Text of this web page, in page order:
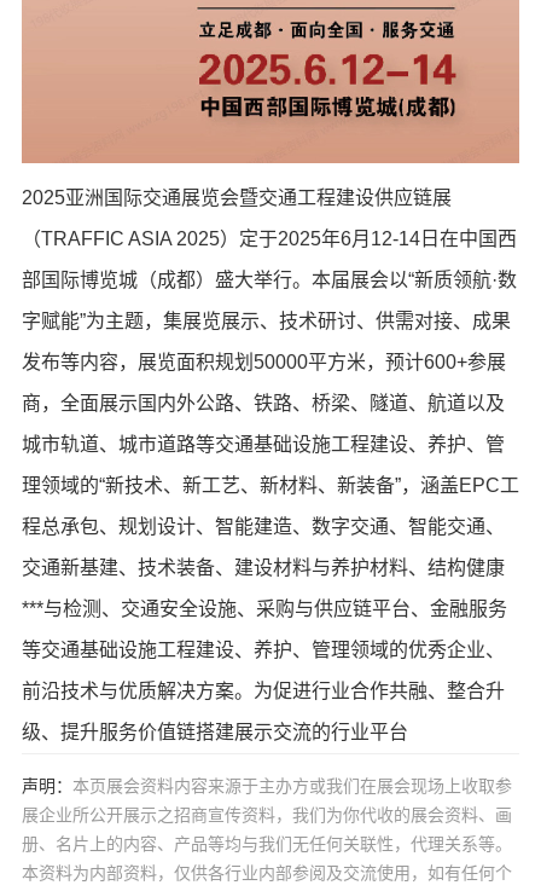
2025亚洲国际交通展览会暨交通工程建设供应链展
（TRAFFIC ASIA 2025）定于2025年6月12-14日在中国西
部国际博览城（成都）盛大举行。本届展会以“新质领航·数
字赋能”为主题，集展览展示、技术研讨、供需对接、成果
发布等内容，展览面积规划50000平方米，预计600+参展
商，全面展示国内外公路、铁路、桥梁、隧道、航道以及
城市轨道、城市道路等交通基础设施工程建设、养护、管
理领域的“新技术、新工艺、新材料、新装备”，涵盖EPC工
程总承包、规划设计、智能建造、数字交通、智能交通、
交通新基建、技术装备、建设材料与养护材料、结构健康
***与检测、交通安全设施、采购与供应链平台、金融服务
等交通基础设施工程建设、养护、管理领域的优秀企业、
前沿技术与优质解决方案。为促进行业合作共融、整合升
级、提升服务价值链搭建展示交流的行业平台
声明： 本页展会资料内容来源于主办方或我们在展会现场上收取参
展企业所公开展示之招商宣传资料，我们为你代收的展会资料、画
册、名片上的内容、产品等均与我们无任何关联性，代理关系等。
本资料为内部资料，仅供各行业内部参阅及交流使用，如有任何个